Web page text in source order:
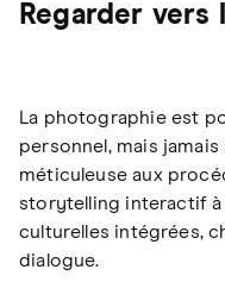
Regarder vers
La photographie est
personnel, mais
méticuleuse aux
storytelling interactif à
culturelles intégrées,
dialogue.